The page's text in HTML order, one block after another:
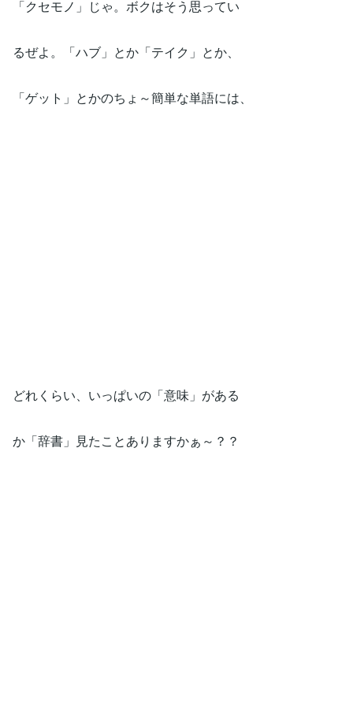
「クセモノ」じゃ。ボクはそう思ってい
るぜよ。「ハブ」とか「テイク」とか、
「ゲット」とかのちょ～簡単な単語には、
どれくらい、いっぱいの「意味」がある
か「辞書」見たことありますかぁ～？？